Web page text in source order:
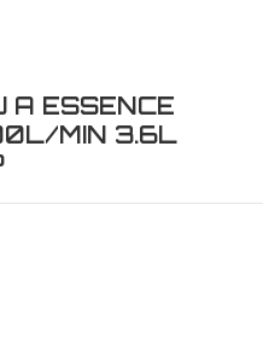
A ESSENCE
MIN 3.6L